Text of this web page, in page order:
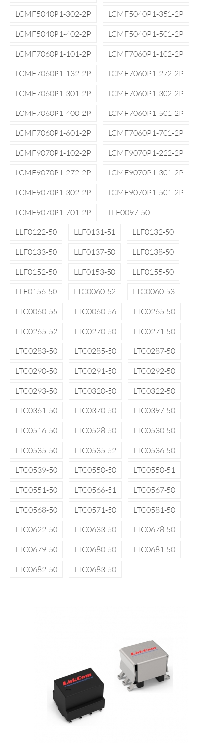
LCMF5040P1-302-2P
LCMF5040P1-351-2P
LCMF5040P1-402-2P
LCMF5040P1-501-2P
LCMF7060P1-101-2P
LCMF7060P1-102-2P
LCMF7060P1-132-2P
LCMF7060P1-272-2P
LCMF7060P1-301-2P
LCMF7060P1-302-2P
LCMF7060P1-400-2P
LCMF7060P1-501-2P
LCMF7060P1-601-2P
LCMF7060P1-701-2P
LCMF9070P1-102-2P
LCMF9070P1-222-2P
LCMF9070P1-272-2P
LCMF9070P1-301-2P
LCMF9070P1-302-2P
LCMF9070P1-501-2P
LCMF9070P1-701-2P
LLF0097-50
LLF0122-50
LLF0131-51
LLF0132-50
LLF0133-50
LLF0137-50
LLF0138-50
LLF0152-50
LLF0153-50
LLF0155-50
LLF0156-50
LTC0060-52
LTC0060-53
LTC0060-55
LTC0060-56
LTC0265-50
LTC0265-52
LTC0270-50
LTC0271-50
LTC0283-50
LTC0285-50
LTC0287-50
LTC0290-50
LTC0291-50
LTC0292-50
LTC0293-50
LTC0320-50
LTC0322-50
LTC0361-50
LTC0370-50
LTC0397-50
LTC0516-50
LTC0528-50
LTC0530-50
LTC0535-50
LTC0535-52
LTC0536-50
LTC0539-50
LTC0550-50
LTC0550-51
LTC0551-50
LTC0566-51
LTC0567-50
LTC0568-50
LTC0571-50
LTC0581-50
LTC0622-50
LTC0633-50
LTC0678-50
LTC0679-50
LTC0680-50
LTC0681-50
LTC0682-50
LTC0683-50